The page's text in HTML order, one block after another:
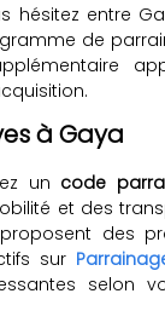
hésitez entre
de
à Gaya
un code
et des
des
sur
selon